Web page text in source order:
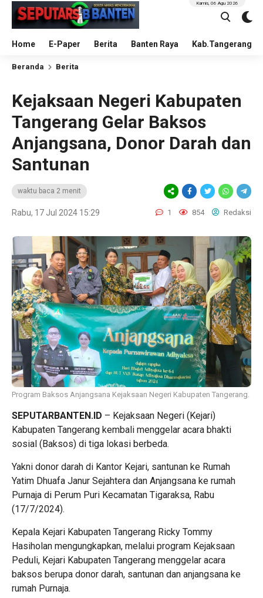
Home E-Paper Berita Banten Raya Kab.Tangerang
Kamis, 06 Agu 2026
Beranda Berita
Kejaksaan Negeri Kabupaten
Tangerang Gelar Baksos
Anjangsana, Donor Darah dan
Santunan
waktu baca 2 menit
Rabu, 17 Jul 2024 15:29 1 854 Redaksi
Program Baksos Anjangsana Kejaksaan Negeri Kabupaten Tangerang.
SEPUTARBANTEN.ID – Kejaksaan Negeri (Kejari)
Kabupaten Tangerang kembali menggelar acara bhakti
sosial (Baksos) di tiga lokasi berbeda.
Yakni donor darah di Kantor Kejari, santunan ke Rumah
Yatim Dhuafa Janur Sejahtera dan Anjangsana ke rumah
Purnaja di Perum Puri Kecamatan Tigaraksa, Rabu
(17/7/2024).
Kepala Kejari Kabupaten Tangerang Ricky Tommy
Hasiholan mengungkapkan, melalui program Kejaksaan
Peduli, Kejari Kabupaten Tangerang menggelar acara
baksos berupa donor darah, santunan dan anjangsana ke
rumah Purnaja.